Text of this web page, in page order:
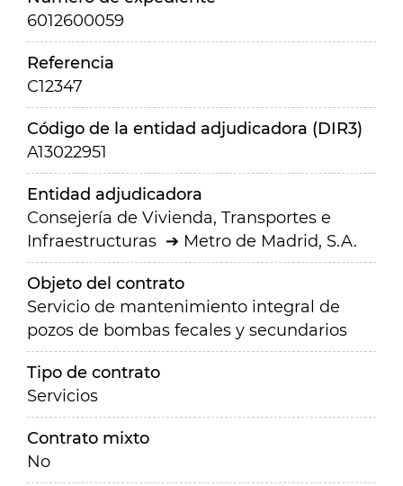
6012600059
Referencia
C12347
Código de la entidad adjudicadora (DIR3)
A13022951
Entidad adjudicadora
Consejería de Vivienda, Transportes e
Infraestructuras
Metro de Madrid, S.A.
Objeto del contrato
Servicio de mantenimiento integral de
pozos de bombas fecales y secundarios
Tipo de contrato
Servicios
Contrato mixto
No